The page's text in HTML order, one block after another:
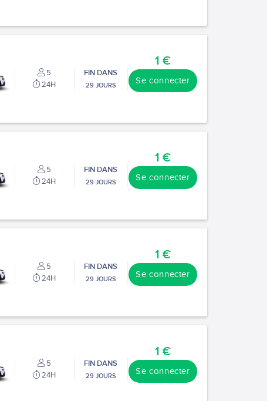
5
24H
FIN DANS
29 JOURS
1 €
Se connecter
5
24H
FIN DANS
29 JOURS
1 €
Se connecter
5
24H
FIN DANS
29 JOURS
1 €
Se connecter
5
24H
FIN DANS
29 JOURS
1 €
Se connecter